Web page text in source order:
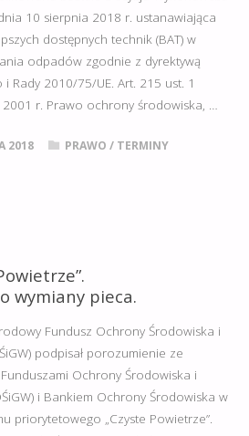
10 sierpnia 2018 r. ustanawiająca
dostępnych technik (BAT) w
odpadów zgodnie z dyrektywą
Rady 2010/75/UE. Art. 215 ust. 1
r. Prawo ochrony środowiska, …
2018 PRAWO / TERMINY
wymiany pieca.
Fundusz Ochrony Środowiska i
podpisał porozumienie ze
Ochrony Środowiska i
i Bankiem Ochrony Środowiska w
priorytetowego „Czyste Powietrze”.